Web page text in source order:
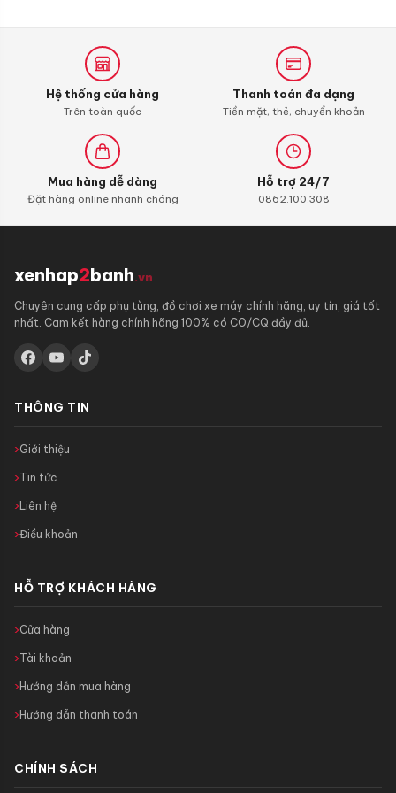
Hệ thống cửa hàng
Trên toàn quốc
Thanh toán đa dạng
Tiền mặt, thẻ, chuyển khoản
Mua hàng dễ dàng
Đặt hàng online nhanh chóng
Hỗ trợ 24/7
0862.100.308
xenhap2banh.vn
Chuyên cung cấp phụ tùng, đồ chơi xe máy chính hãng, uy tín, giá tốt
nhất. Cam kết hàng chính hãng 100% có CO/CQ đầy đủ.
THÔNG TIN
Giới thiệu
Tin tức
Liên hệ
Điều khoản
HỖ TRỢ KHÁCH HÀNG
Cửa hàng
Tài khoản
Hướng dẫn mua hàng
Hướng dẫn thanh toán
CHÍNH SÁCH